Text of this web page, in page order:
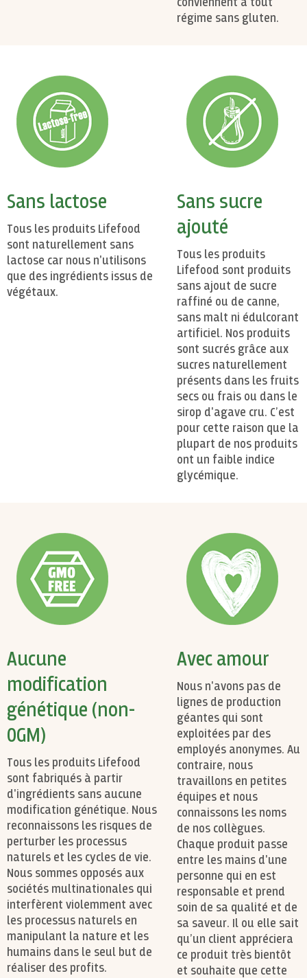
régime sans gluten.
Sans lactose
Tous les produits Lifefood
sont naturellement sans
lactose car nous n'utilisons
que des ingrédients issus de
végétaux.
Sans sucre
ajouté
Tous les produits
Lifefood sont produits
sans ajout de sucre
raffiné ou de canne,
sans malt ni édulcorant
artificiel. Nos produits
sont sucrés grâce aux
sucres naturellement
présents dans les fruits
secs ou frais ou dans le
sirop d'agave cru. C’est
pour cette raison que la
plupart de nos produits
ont un faible indice
glycémique.
Aucune
modification
génétique (non-
OGM)
Tous les produits Lifefood
sont fabriqués à partir
d'ingrédients sans aucune
modification génétique. Nous
reconnaissons les risques de
perturber les processus
naturels et les cycles de vie.
Nous sommes opposés aux
sociétés multinationales qui
interfèrent violemment avec
les processus naturels en
manipulant la nature et les
humains dans le seul but de
réaliser des profits.
Avec amour
Nous n'avons pas de
lignes de production
géantes qui sont
exploitées par des
employés anonymes. Au
contraire, nous
travaillons en petites
équipes et nous
connaissons les noms
de nos collègues.
Chaque produit passe
entre les mains d'une
personne qui en est
responsable et prend
soin de sa qualité et de
sa saveur. Il ou elle sait
qu’un client appréciera
ce produit très bientôt
et souhaite que cette